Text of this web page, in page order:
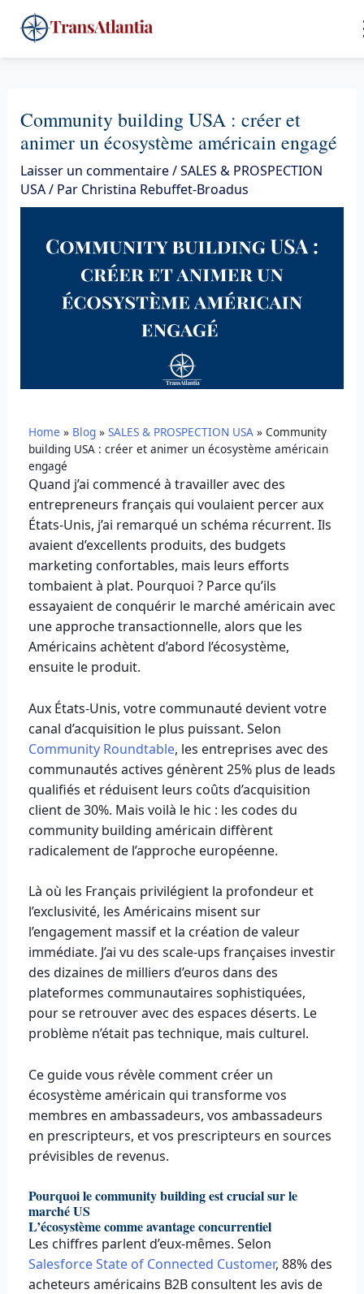
au
contenu
Community building USA : créer et
animer un écosystème américain engagé
Laisser un commentaire/SALES & PROSPECTION
USA/ Par Christina Rebuffet-Broadus
Home » Blog» SALES & PROSPECTION USA» Community
building USA : créer et animer un écosystème américain
engagé
Quand j’ai commencé à travailler avec des
entrepreneurs français qui voulaient percer aux
États-Unis, j’ai remarqué un schéma récurrent. Ils
avaient d’excellents produits, des budgets
marketing confortables, mais leurs efforts
tombaient à plat. Pourquoi ? Parce qu’ils
essayaient de conquérir le marché américain avec
une approche transactionnelle, alors que les
Américains achètent d’abord l’écosystème,
ensuite le produit.
Aux États-Unis, votre communauté devient votre
canal d’acquisition le plus puissant. Selon
Community Roundtable, les entreprises avec des
communautés actives génèrent 25% plus de leads
qualifiés et réduisent leurs coûts d’acquisition
client de 30%. Mais voilà le hic : les codes du
community building américain diffèrent
radicalement de l’approche européenne.
Là où les Français privilégient la profondeur et
l’exclusivité, les Américains misent sur
l’engagement massif et la création de valeur
immédiate. J’ai vu des scale-ups françaises investir
des dizaines de milliers d’euros dans des
plateformes communautaires sophistiquées,
pour se retrouver avec des espaces déserts. Le
problème n’était pas technique, mais culturel.
Ce guide vous révèle comment créer un
écosystème américain qui transforme vos
membres en ambassadeurs, vos ambassadeurs
en prescripteurs, et vos prescripteurs en sources
prévisibles de revenus.
Pourquoi le community building est crucial sur le
marché US
L’écosystème comme avantage concurrentiel
Les chiffres parlent d’eux-mêmes. Selon
Salesforce State of Connected Customer, 88% des
acheteurs américains B2B consultent les avis de